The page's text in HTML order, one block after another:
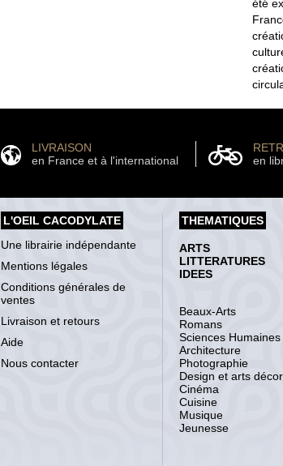
été
LIVRAISON
en France et à l'international
en
L'OEIL CACODYLATE
Une librairie indépendante
Mentions légales
Conditions générales de
ventes
Livraison et retours
Aide
Nous contacter
THEMATIQUES
ARTS
LITTERATURES
IDEES
Beaux-Arts
Romans
Sciences Humaines
Architecture
Photographie
Design et arts
Cinéma
Cuisine
Musique
Jeunesse